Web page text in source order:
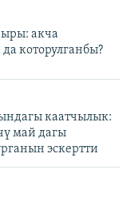
акча
которулганбы?
каатчылык:
май дагы
эскертти